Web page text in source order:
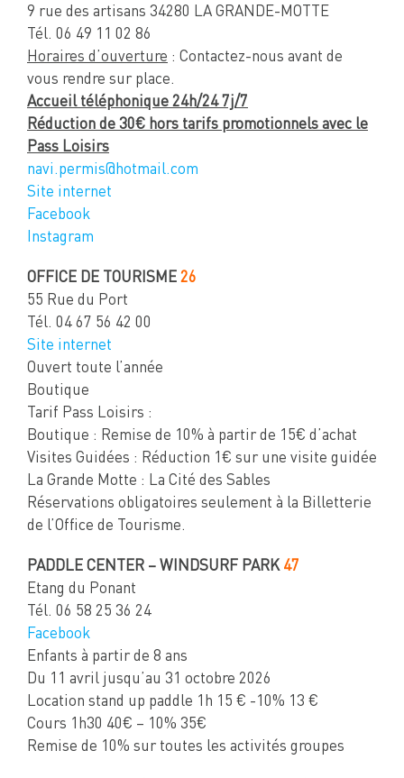
9 rue des artisans 34280 LA GRANDE-MOTTE
Tél. 06 49 11 02 86
Horaires d’ouverture : Contactez-nous avant de
vous rendre sur place.
Accueil téléphonique 24h/24 7j/7
Réduction de 30€ hors tarifs promotionnels avec le
Pass Loisirs
navi.permis@hotmail.com
Site internet
Facebook
Instagram
OFFICE DE TOURISME 26
55 Rue du Port
Tél. 04 67 56 42 00
Site internet
Ouvert toute l’année
Boutique
Tarif Pass Loisirs :
Boutique : Remise de 10% à partir de 15€ d’achat
Visites Guidées : Réduction 1€ sur une visite guidée
La Grande Motte : La Cité des Sables
Réservations obligatoires seulement à la Billetterie
de l’Office de Tourisme.
PADDLE CENTER – WINDSURF PARK 47
Etang du Ponant
Tél. 06 58 25 36 24
Facebook
Enfants à partir de 8 ans
Du 11 avril jusqu’au 31 octobre 2026
Location stand up paddle 1h 15 € -10% 13 €
Cours 1h30 40€ – 10% 35€
Remise de 10% sur toutes les activités groupes